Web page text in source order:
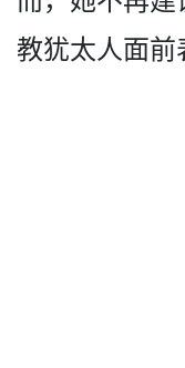
教犹太人面前